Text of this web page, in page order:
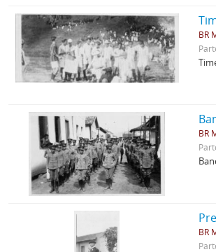
BR
BR
BR